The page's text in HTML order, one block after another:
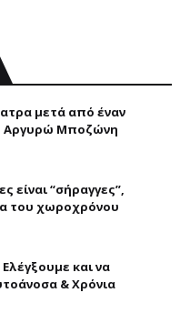
μετά από έναν
Αργυρώ Μποζώνη
είναι “σήραγγες”,
του χωροχρόνου
και να
& Χρόνια